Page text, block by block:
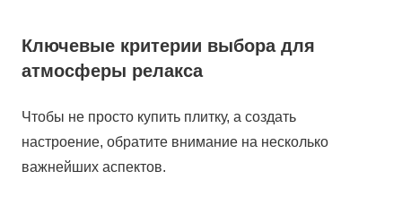
Ключевые критерии выбора для
атмосферы релакса
Чтобы не просто купить плитку, а создать
настроение, обратите внимание на несколько
важнейших аспектов.